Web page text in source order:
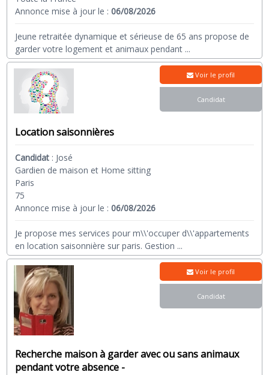
Annonce mise à jour le :06/08/2026
Jeune retraitée dynamique et sérieuse de 65 ans propose de
garder votre logement et animaux pendant ...
Location saisonnières
Candidat : José
Gardien de maison et Home sitting
Paris
75
Annonce mise à jour le :06/08/2026
Je propose mes services pour m\\'occuper d\\'appartements
en location saisonnière sur paris. Gestion ...
Voir le profil
Candidat
Recherche maison à garder avec ou sans animaux
pendant votre absence -
Voir le profil
Candidat